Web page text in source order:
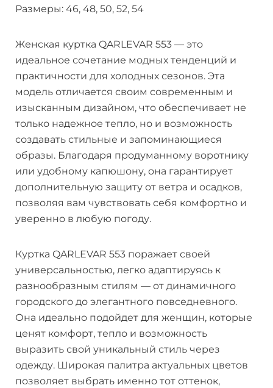
Размеры: 46, 48, 50, 52, 54
Женская куртка QARLEVAR 553 — это
идеальное сочетание модных тенденций и
практичности для холодных сезонов. Эта
модель отличается своим современным и
изысканным дизайном, что обеспечивает не
только надежное тепло, но и возможность
создавать стильные и запоминающиеся
образы. Благодаря продуманному воротнику
или удобному капюшону, она гарантирует
дополнительную защиту от ветра и осадков,
позволяя вам чувствовать себя комфортно и
уверенно в любую погоду.
Куртка QARLEVAR 553 поражает своей
универсальностью, легко адаптируясь к
разнообразным стилям — от динамичного
городского до элегантного повседневного.
Она идеально подойдет для женщин, которые
ценят комфорт, тепло и возможность
выразить свой уникальный стиль через
одежду. Широкая палитра актуальных цветов
позволяет выбрать именно тот оттенок,